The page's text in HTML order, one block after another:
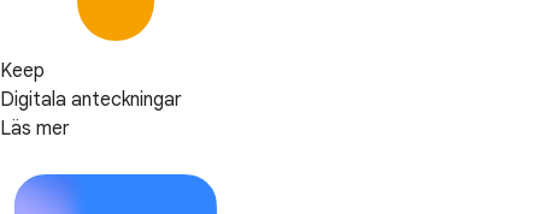
Keep
Digitala anteckningar
Läs mer